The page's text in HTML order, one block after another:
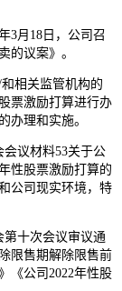
月18日，公司召
的议案》。
相关监管机构的
票激励打算进行办
办理和实施。
议材料53关于公
性股票激励打算的
公司现实环境，特
十次会议审议通
限售期解除限售前
《公司2022年性股